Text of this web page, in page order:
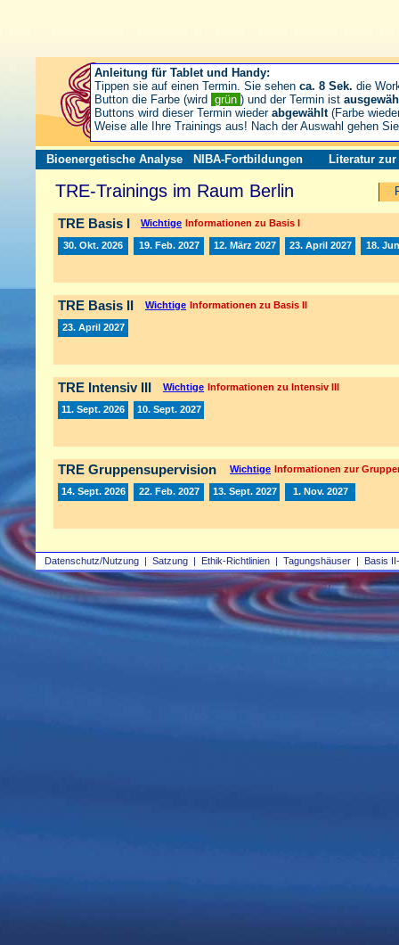
Datenschutz/Nutzung | Satzung | Ethik-Richtlinien | Tagungshäuser | Basis
Bioenergetische Analyse NIBA-Fortbildungen Literatur zur
TRE-Trainings im Raum Berlin
TRE Basis I Wichtige Informationen zu Basis I
30. Okt. 2026 19. Feb. 2027 12. März 2027 23. April 2027 18.
TRE Basis II Wichtige Informationen zu Basis II
23. April 2027
TRE Intensiv III Wichtige Informationen zu Intensiv III
11. Sept. 2026 10. Sept. 2027
TRE Gruppensupervision Wichtige Informationen zur
14. Sept. 2026 22. Feb. 2027 13. Sept. 2027 1. Nov. 2027
Anleitung für Tablet und Handy:
Tippen sie auf einen Termin. Sie sehen ca. 8 Sek. die
Button die Farbe (wird grün ) und der Termin ist
Buttons wird dieser Termin wieder abgewählt(Farbe
Weise alle Ihre Trainings aus! Nach der Auswahl gehen